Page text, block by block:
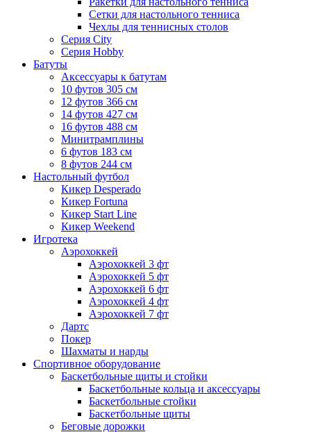
Сетки для настольного тенниса
Чехлы для теннисных столов
Серия City
Серия Hobby
Батуты
Аксессуары к батутам
10 футов 305 см
12 футов 366 см
14 футов 427 см
16 футов 488 см
Минитрамплины
6 футов 183 см
8 футов 244 см
Настольный футбол
Кикер Desperado
Кикер Fortuna
Кикер Start Line
Кикер Weekend
Игротека
Аэрохоккей
Аэрохоккей 3 фт
Аэрохоккей 5 фт
Аэрохоккей 6 фт
Аэрохоккей 4 фт
Аэрохоккей 7 фт
Дартс
Покер
Шахматы и нарды
Спортивное оборудование
Баскетбольные щиты и стойки
Баскетбольные кольца и аксессуары
Баскетбольные стойки
Баскетбольные щиты
Беговые дорожки